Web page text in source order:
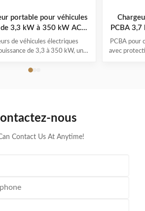
portable pour véhicules
3,3 kW à 350 kW AC
380V
de véhicules électriques
de 3,3 à 350 kW, un
garantie de 1 à 3 ans. Prend
PCBA
PCBA pour
avec
nous
Contact Us At Anytime!